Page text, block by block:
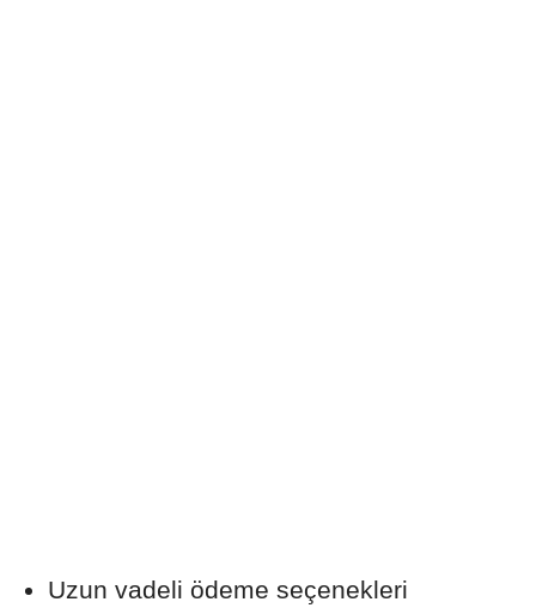
Uzun vadeli ödeme seçenekleri